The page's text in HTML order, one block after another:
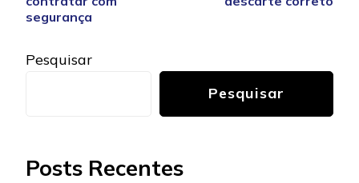
segurança
Pesquisar
Pesquisar
Posts Recentes